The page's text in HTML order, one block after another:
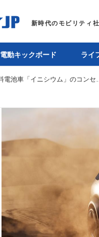
電動キックボード ライ
ヒョンデが2025年